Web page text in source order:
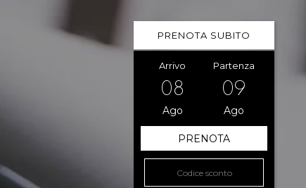
PRENOTA SUBITO
Arrivo
08
Ago
Partenza
09
Ago